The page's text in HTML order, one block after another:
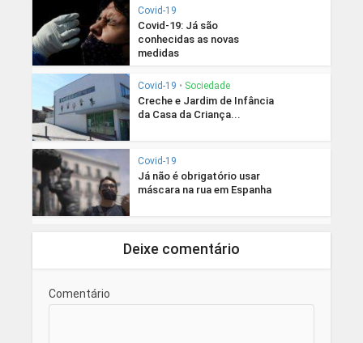
Covid-19
Covid-19: Já são
conhecidas as novas
medidas
Covid-19 • Sociedade
Creche e Jardim de Infância
da Casa da Criança...
Covid-19
Já não é obrigatório usar
máscara na rua em Espanha
Deixe comentário
Comentário